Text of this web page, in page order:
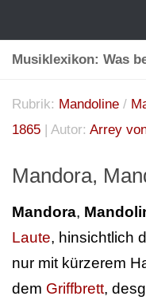
Musiklexikon: Was
Rubrik: Mandoline /
1865 | Autor: Arrey
Mandora,
Mandora,
Laute, hinsichtlich
nur mit kürzerem
dem Griffbrett,